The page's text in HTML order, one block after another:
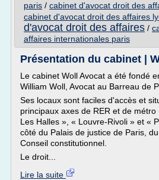
paris / cabinet d'avocat droit des
cabinet d'avocat droit des affaires
d'avocat droit des affaires /
affaires internationales paris
Présentation du cabinet |
Le cabinet Woll Avocat a été fondé
William Woll, Avocat au Barreau de
Ses locaux sont faciles d'accès et
principaux axes de RER et de
Les Halles », « Louvre-Rivoli » et «
côté du Palais de justice de Paris,
Conseil constitutionnel.
Le droit...
Lire la suite